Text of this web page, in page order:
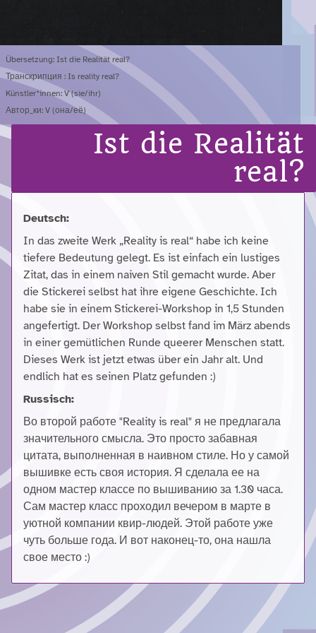
Übersetzung: Ist die Realität real?
Транскрипция : Is reality real?
Künstler*innen: V (sie/ihr)
Автор_ки: V (она/её)
Ist die Realität
real?
Deutsch:
In das zweite Werk „Reality is real“ habe ich keine
tiefere Bedeutung gelegt. Es ist einfach ein lustiges
Zitat, das in einem naiven Stil gemacht wurde. Aber
die Stickerei selbst hat ihre eigene Geschichte. Ich
habe sie in einem Stickerei-Workshop in 1,5 Stunden
angefertigt. Der Workshop selbst fand im März abends
in einer gemütlichen Runde queerer Menschen statt.
Dieses Werk ist jetzt etwas über ein Jahr alt. Und
endlich hat es seinen Platz gefunden :)
Russisch:
Во второй работе "Reality is real" я не предлагала
значительного смысла. Это просто забавная
цитата, выполненная в наивном стиле. Но у самой
вышивке есть своя история. Я сделала ее на
одном мастер классе по вышиванию за 1.30 часа.
Сам мастер класс проходил вечером в марте в
уютной компании квир-людей. Этой работе уже
чуть больше года. И вот наконец-то, она нашла
свое место :)